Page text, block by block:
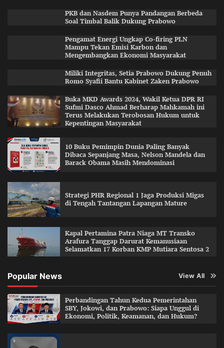
PKB dan Nasdem Punya Pandangan Berbeda
Soal Timbal Balik Dukung Prabowo
Pengamat Energi Ungkap Co-firing PLN
Mampu Tekan Emisi Karbon dan
Mengembangkan Ekonomi Masyarakat
Miliki Integritas, Setia Prabowo Dukung Penuh
Romo Syafii Bantu Kabinet Zaken Prabowo
Buka MKD Awards 2024, Wakil Ketua DPR RI
Sufmi Dasco Ahmad Berharap Mahkamah ini
Terus Melakukan Terobosan Hukum untuk
Kepentingan Masyarakat
10 Buku Pemimpin Dunia Paling Banyak
Dibaca Sepanjang Masa, Nelson Mandela dan
Barack Obama Masih Mendominasi
Strategi PHR Regional 1 Jaga Produksi Migas
di Tengah Tantangan Lapangan Mature
Kapal Pertamina Patra Niaga MT Transko
Arafura Tanggap Darurat Kemanusiaan
Selamatkan 17 Korban KMP Mutiara Sentosa 2
Popular News View All
Perbandingan Tahun Kedua Pemerintahan
SBY, Jokowi, dan Prabowo: Siapa Unggul di
Ekonomi, Politik, Keamanan, dan Hukum?